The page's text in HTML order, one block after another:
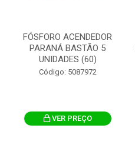
FÓSFORO ACENDEDOR
PARANÁ BASTÃO 5
UNIDADES (60)
Código: 5087972
VER PREÇO